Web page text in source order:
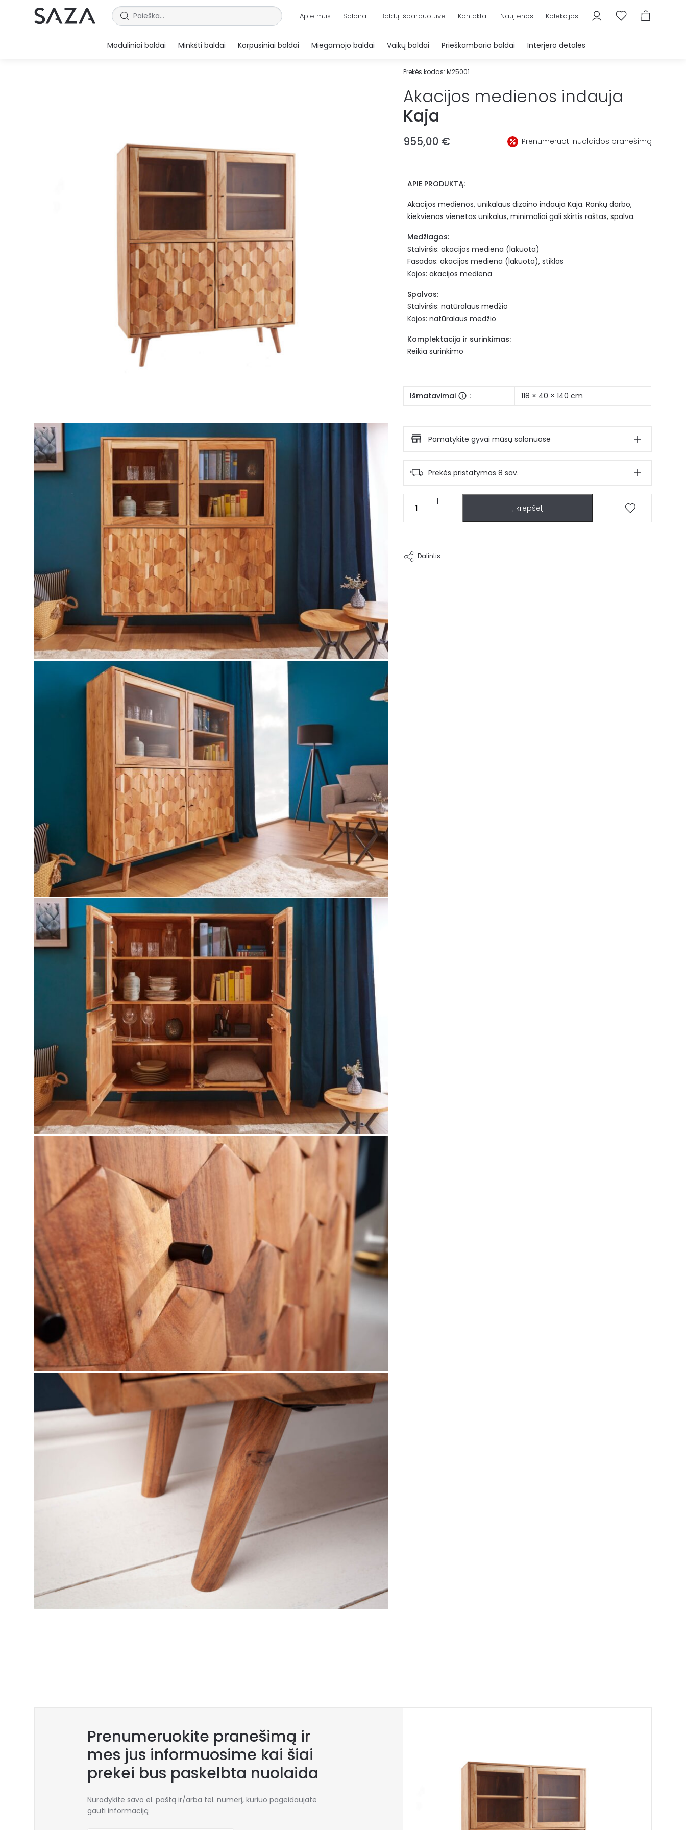
Apie mus Salonai Baldų išparduotuvė Kontaktai Naujienos Kolekcijos
Moduliniai baldai Minkšti baldai Korpusiniai baldai Miegamojo baldai Vaikų baldai Prieškambario baldai Interjero detalės
Prekės kodas:M25001
Akacijos medienos indauja
Kaja
955,00 € Prenumeruoti nuolaidos pranešimą
APIE PRODUKTĄ:
Akacijos medienos, unikalaus dizaino indauja Kaja. Rankų darbo,
kiekvienas vienetas unikalus, minimaliai gali skirtis raštas, spalva.
Medžiagos:
Stalviršis: akacijos mediena (lakuota)
Fasadas: akacijos mediena (lakuota), stiklas
Kojos: akacijos mediena
Spalvos:
Stalviršis: natūralaus medžio
Kojos: natūralaus medžio
Komplektacija ir surinkimas:
Reikia surinkimo
Išmatavimai : 118 × 40 × 140 cm
Pamatykite gyvai mūsų salonuose
Prekės pristatymas 8 sav.
produkto
kiekis:
Kaja
Į krepšelį
Dalintis
Prenumeruokite pranešimą ir
mes jus informuosime kai šiai
prekei bus paskelbta nuolaida
Nurodykite savo el. paštą ir/arba tel. numerį, kuriuo pageidaujate
gauti informaciją